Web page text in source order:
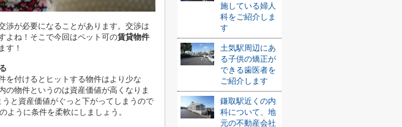
渉が必要になることがあります。交渉は
よね！そこで今回はペット可の賃貸物件
す！
を付けるとヒットする物件はより少な
の物件というのは資産価値が高くなりま
と資産価値がぐっと下がってしまうので
ように条件を柔軟にしましょう。
施している婦人
科をご紹介しま
す
土気駅周辺にあ
る子供の矯正が
できる歯医者を
ご紹介します
鎌取駅近くの内
科について、地
元の不動産会社